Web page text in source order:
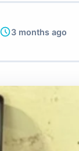
3 months ago